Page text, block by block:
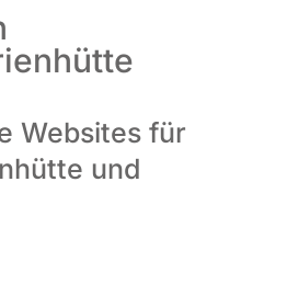
Websites für
und